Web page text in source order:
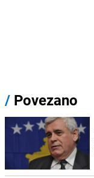
/ Povezano